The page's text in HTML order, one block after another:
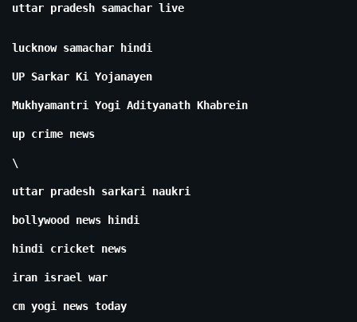
uttar pradesh samachar live
lucknow samachar hindi
UP Sarkar Ki Yojanayen
Mukhyamantri Yogi Adityanath Khabrein
up crime news
\
uttar pradesh sarkari naukri
bollywood news hindi
hindi cricket news
iran israel war
cm yogi news today